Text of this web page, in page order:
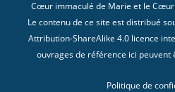
Cœur immaculé de Marie et le Cœur
Le contenu de ce site est distribué
Attribution-ShareAlike 4.0 licence
ouvrages de référence ici
Politique de